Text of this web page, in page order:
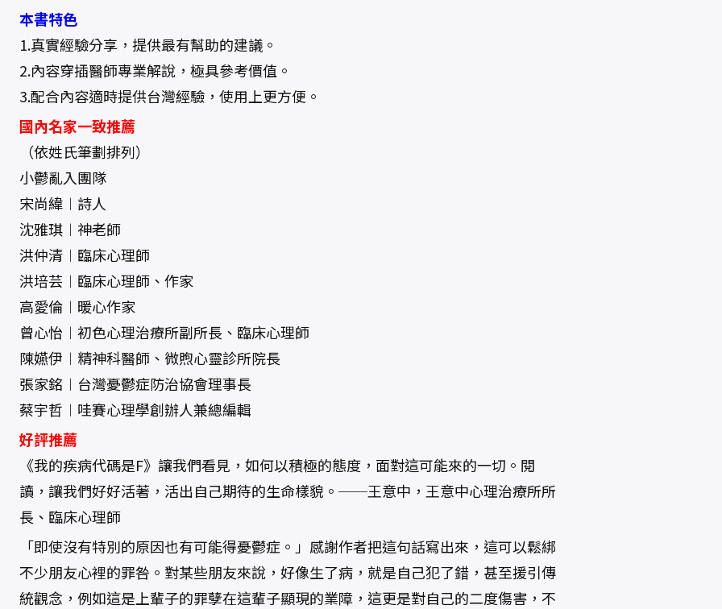
本書特色
1.真實經驗分享，提供最有幫助的建議。
2.內容穿插醫師專業解說，極具參考價值。
3.配合內容適時提供台灣經驗，使用上更方便。
國內名家一致推薦
（依姓氏筆劃排列）
小鬱亂入團隊
宋尚緯︱詩人
沈雅琪︱神老師
洪仲清︱臨床心理師
洪培芸︱臨床心理師、作家
高愛倫︱暖心作家
曾心怡︱初色心理治療所副所長、臨床心理師
陳嬿伊︱精神科醫師、微煦心靈診所院長
張家銘︱台灣憂鬱症防治協會理事長
蔡宇哲︱哇賽心理學創辦人兼總編輯
好評推薦
《我的疾病代碼是F》讓我們看見，如何以積極的態度，面對這可能來的一切。閱
讀，讓我們好好活著，活出自己期待的生命樣貌。──王意中，王意中心理治療所所
長、臨床心理師
「即使沒有特別的原因也有可能得憂鬱症。」感謝作者把這句話寫出來，這可以鬆綁
不少朋友心裡的罪咎。對某些朋友來說，好像生了病，就是自己犯了錯，甚至援引傳
統觀念，例如這是上輩子的罪孽在這輩子顯現的業障，這更是對自己的二度傷害，不